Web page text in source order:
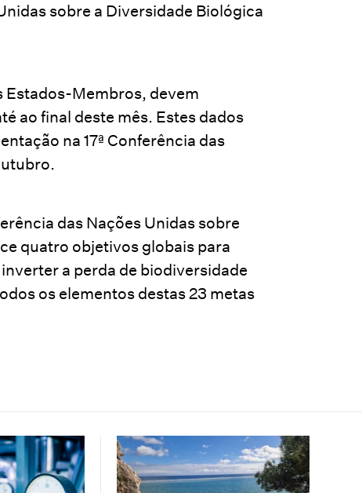
sobre a Diversidade Biológica
Estados-Membros, devem
ao final deste mês. Estes dados
na 17ª Conferência das
das Nações Unidas sobre
quatro objetivos globais para
a perda de biodiversidade
os elementos destas 23 metas